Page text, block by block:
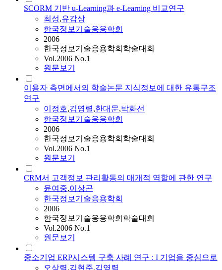
SCORM 기반 u-Learning과 e-Learning 비교연구
최성,유갑상
한국정보기술응용학회
2006
한국정보기술응용학회학술대회
Vol.2006 No.1
원문보기
이용자 측면에서의 학술논문 지식정보에 대한 유통구조
연구
이정호,김영렬,한대문,박화선
한국정보기술응용학회
2006
한국정보기술응용학회학술대회
Vol.2006 No.1
원문보기
CRM서 고객정보 관리활동의 매개적 역할에 관한 연구
윤여중,이상곤
한국정보기술응용학회
2006
한국정보기술응용학회학술대회
Vol.2006 No.1
원문보기
중소기업 ERP시스템 구축 사례 연구 : I 기업을 중심으로
오상렬,김현준,김영렬